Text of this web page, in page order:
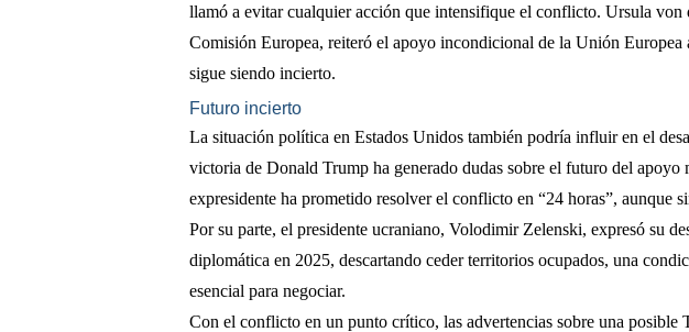
llamó a evitar cualquier acción que intensifique el conflicto. Ursula von
Comisión Europea, reiteró el apoyo incondicional de la Unión Europea
sigue siendo incierto.
Futuro incierto
La situación política en Estados Unidos también podría influir en el
victoria de Donald Trump ha generado dudas sobre el futuro del apoyo
expresidente ha prometido resolver el conflicto en “24 horas”, aunque
Por su parte, el presidente ucraniano, Volodimir Zelenski, expresó su
diplomática en 2025, descartando ceder territorios ocupados, una
esencial para negociar.
Con el conflicto en un punto crítico, las advertencias sobre una posible